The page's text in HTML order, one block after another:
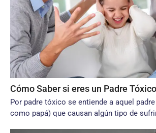
Cómo Saber si eres un Padre Tóxico
Por padre tóxico se entiende a aquel
como papá) que causan algún tipo de